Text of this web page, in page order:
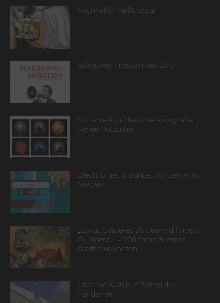
Nachhaltig heißt sozial
Schleswig-Holstein vier 2016
50 Jahre künstlerische Fotografie:
Renée Pötzscher
Blech, Blues & Buntes. Konzerte im
Norden
„Etwas Besseres als den Tod findest
Du überall“ – 200 Jahre Bremer
Stadtmusikanten
Über die Kultur in Zeiten der
Pandemie